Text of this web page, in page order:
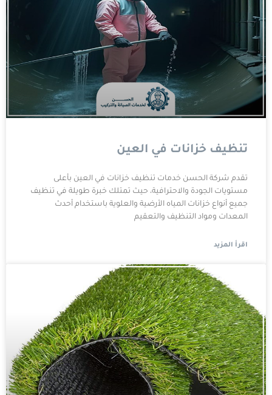
تنظيف خزانات في العين
تقدم شركة الحسن خدمات تنظيف خزانات في العين بأعلى
مستويات الجودة والاحترافية، حيث تمتلك خبرة طويلة في تنظيف
جميع أنواع خزانات المياه الأرضية والعلوية باستخدام أحدث
المعدات ومواد التنظيف والتعقيم
اقرأ المزيد